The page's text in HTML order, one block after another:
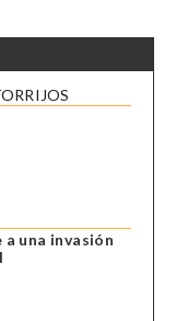
una invasión